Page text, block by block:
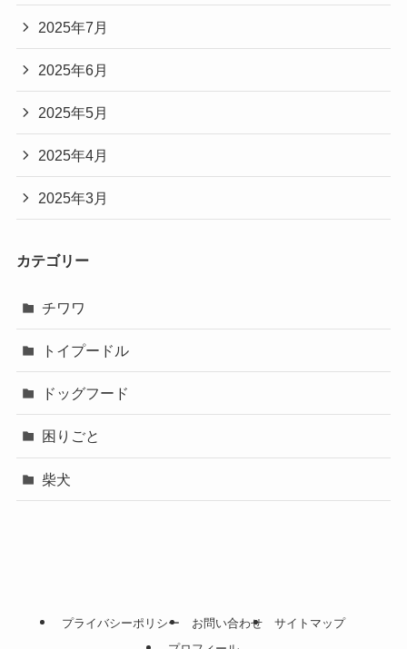
2025年7月
2025年6月
2025年5月
2025年4月
2025年3月
カテゴリー
チワワ
トイプードル
ドッグフード
困りごと
柴犬
プライバシーポリシー お問い合わせ
サイトマップ